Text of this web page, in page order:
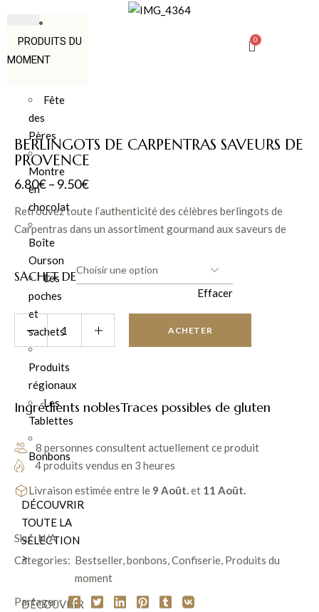
PRODUITS DU
MOMENT
Fête
des
Pères
Montre
en
chocolat
Boîte
Ourson
Les
poches
et
sachets
Produits
régionaux
Les
Tablettes
Bonbons
DÉCOUVRIR
TOUTE LA
SÉLECTION
>
DÉCOUVRIR
BERLINGOTS DE CARPENTRAS SAVEURS DE
PROVENCE
6.80€– 9.50€
Retrouvez toute l’authenticité des célèbres berlingots de
Carpentras dans un assortiment gourmand aux saveurs de
Provence. Citron, anis, fraise, cerise, melon ou encore pêche…
des bonbons colorés et rétro qui rappellent les douceurs de
notre enfance.
SACHET DE
Effacer
ACHETER
Ingrédients noblesTraces possibles de gluten
8 personnes consultent actuellement ce produit
4 produits vendus en 3 heures
Livraison estimée entre le 9 Août.et 11 Août.
Sku: N/A
Categories: Bestseller,bonbons,Confiserie, Produits du
moment
Partager :